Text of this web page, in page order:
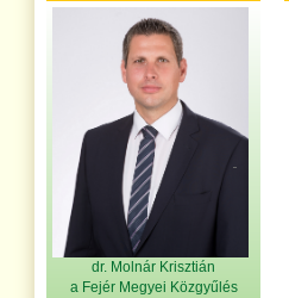
dr. Molnár Krisztián
a Fejér Megyei Közgyűlés